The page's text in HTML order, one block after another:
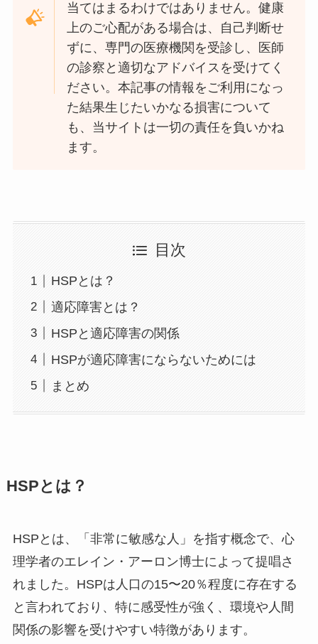
当てはまるわけではありません。健康
上のご心配がある場合は、自己判断せ
ずに、専門の医療機関を受診し、医師
の診察と適切なアドバイスを受けてく
ださい。本記事の情報をご利用になっ
た結果生じたいかなる損害について
も、当サイトは一切の責任を負いかね
ます。
目次
HSPとは？
適応障害とは？
HSPと適応障害の関係
HSPが適応障害にならないためには
まとめ
HSPとは？
HSPとは、「非常に敏感な人」を指す概念で、心
理学者のエレイン・アーロン博士によって提唱さ
れました。HSPは人口の15〜20％程度に存在する
と言われており、特に感受性が強く、環境や人間
関係の影響を受けやすい特徴があります。